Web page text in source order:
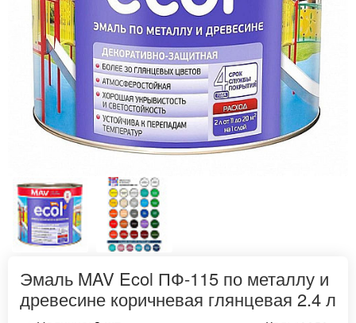
Эмаль MAV Ecol ПФ-115 по металлу и
древесине коричневая глянцевая 2.4 л